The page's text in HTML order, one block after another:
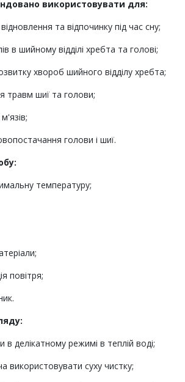
використовувати для:
та відпочинку під час сну;
в шийному відділі хребта та голові;
хвороб шийного відділу хребта;
травм шиї та голови;
голови і шиї.
температуру;
повітря;
в делікатному режимі в теплій воді;
використовувати суху чистку;